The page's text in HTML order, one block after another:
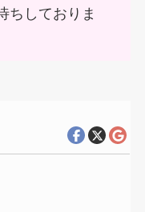
ちしておりま